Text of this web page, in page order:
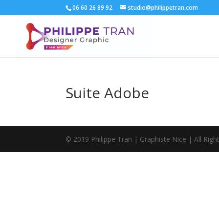
06 60 26 89 92 studio@philippetran.com
Suite Adobe
© 2019 Philippe Tran | Graphiste Nice | All